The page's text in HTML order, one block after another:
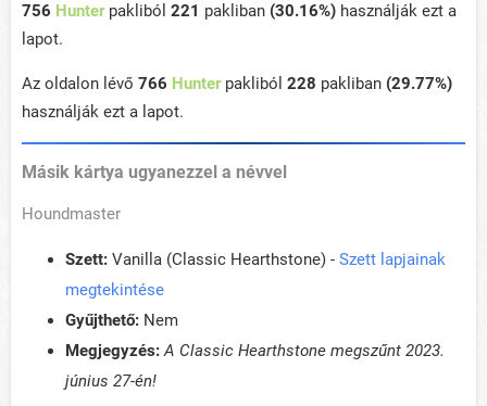
756 Hunterpakliból 221 pakliban (30.16%) használják ezt a
lapot.
Az oldalon lévő 766 Hunterpakliból 228 pakliban (29.77%)
használják ezt a lapot.
Másik kártya ugyanezzel a névvel
Houndmaster
Szett: Vanilla (Classic Hearthstone) - Szett lapjainak
megtekintése
Gyűjthető: Nem
Megjegyzés: A Classic Hearthstone megszűnt 2023.
június 27-én!